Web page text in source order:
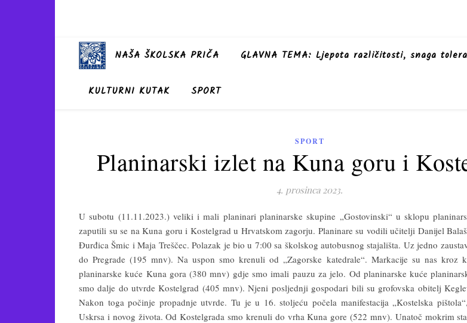
NAŠA ŠKOLSKA PRIČA GLAVNA TEMA: Ljepota različitosti, snaga
KULTURNI KUTAK SPORT
SPORT
Planinarski izlet na Kuna goru i
4. prosinca 2023.
U subotu (11.11.2023.) veliki i mali planinari planinarske skupine „Gostovinski“ u sklopu
zaputili su se na Kuna goru i Kostelgrad u Hrvatskom zagorju. Planinare su vodili učitelji Danijel
Đurđica Šmic i Maja Treščec. Polazak je bio u 7:00 sa školskog autobusnog stajališta. Uz jedno
do Pregrade (195 mnv). Na uspon smo krenuli od „Zagorske katedrale“. Markacije su nas kroz
planinarske kuće Kuna gora (380 mnv) gdje smo imali pauzu za jelo. Od planinarske kuće
smo dalje do utvrde Kostelgrad (405 mnv). Njeni posljednji gospodari bili su grofovska obitelj
Nakon toga počinje propadnje utvrde. Tu je u 16. stoljeću počela manifestacija „Kostelska
Uskrsa i novog života. Od Kostelgrada smo krenuli do vrha Kuna gore (522 mnv). Unatoč mokrim